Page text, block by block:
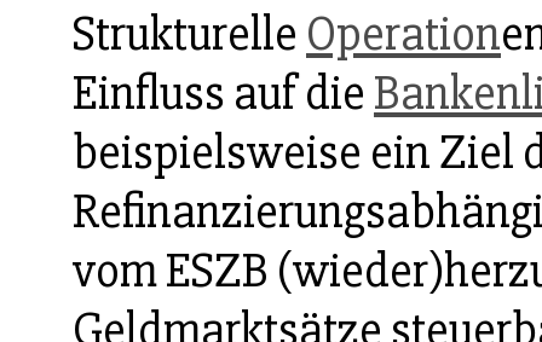
Strukturelle Operation
Einfluss auf die
beispielsweise ein Ziel
vom ESZB